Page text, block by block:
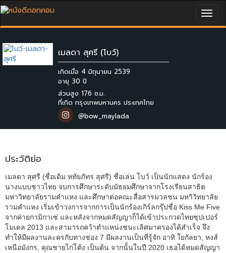
เมลดา สุศรี (โบว์)
เกิดเมื่อ 4 มิถุนายน 2539
ส่วนสูง 176 ซ.ม.
ที่เกิด กรุงเทพมหานคร ประเทศไทย
@bow_maylada
ประวัติย่อ
เมลดา สุศรี (ชื่อเดิม หทัยภัทร สุศรี) ชื่อเล่น โบว์ เป็นนักแสดง นักร้อง
นางแบบชาวไทย จบการศึกษาระดับมัธยมศึกษาจากโรงเรียนสาธิต
มหาวิทยาลัยรามคำแหง และศึกษาต่อคณะสื่อสารมวลชน มหาิวิทยาลัย
รามคำแหง เริ่มเข้าวงการจากการเป็นนักร้องเกิร์ลกรุ๊ปชื่อ Kiss Me Five
จากค่ายกามิกาเซ่ และหลังจากหมดสัญญาก็ได้เข้าประกวดไทยซุปเปอร์
โมเดล 2013 และสามารถคว้าตำแหน่งชนะเลิศมาครองได้สำเร็จ จึง
ทำให้มีผลงานละครกับทางช่อง 7 มีผลงานเป็นที่รู้จัก อาทิ ใยกัลยา, หงส์
เหนือมังกร, คุณชายไก่โต้ง เป็นต้น จากนั้นในปี 2020 เธอได้หมดสัญญา